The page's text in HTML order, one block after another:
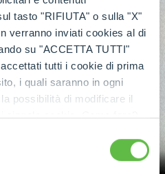
tasto "RIFIUTA" o sulla "X"
verranno inviati cookies al di
su "ACCETTA TUTTI"
tutti i cookie di prima
i quali saranno in ogni
possibilità di modificare il
singolo cookie. Come fare?
il suo consenso" e